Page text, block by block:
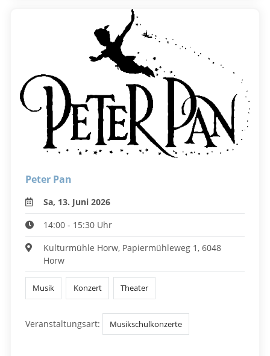
Peter Pan
Sa, 13. Juni 2026
14:00 - 15:30 Uhr
Kulturmühle Horw, Papiermühleweg 1, 6048
Horw
Musik Konzert Theater
Veranstaltungsart: Musikschulkonzerte